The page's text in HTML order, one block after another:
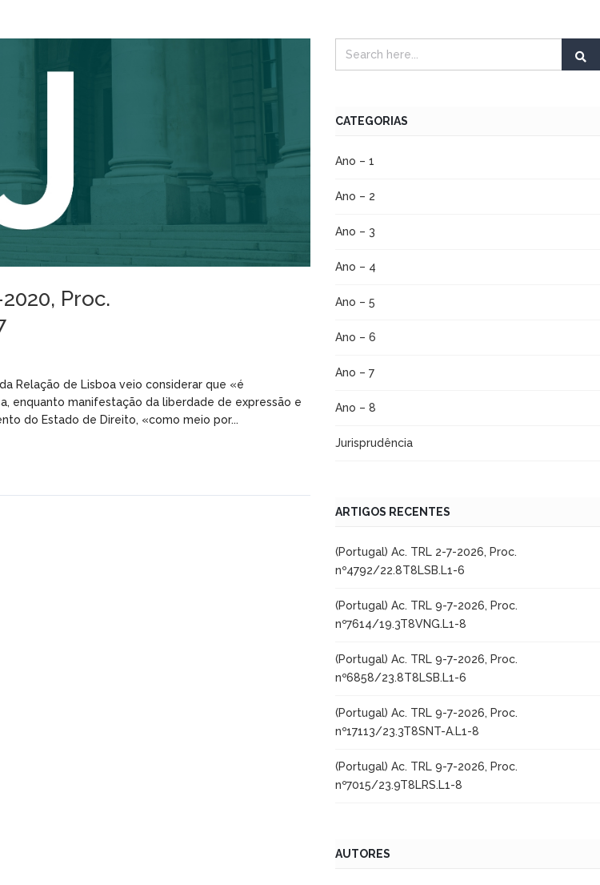
Proc.
Relação de Lisboa veio considerar que «é
enquanto manifestação da liberdade de expressão e
do Estado de Direito, «como meio por...
CATEGORIAS
Ano – 1
Ano – 2
Ano – 3
Ano – 4
Ano – 5
Ano – 6
Ano – 7
Ano – 8
Jurisprudência
ARTIGOS RECENTES
(Portugal) Ac. TRL 2-7-2026, Proc.
nº4792/22.8T8LSB.L1-6
(Portugal) Ac. TRL 9-7-2026, Proc.
nº7614/19.3T8VNG.L1-8
(Portugal) Ac. TRL 9-7-2026, Proc.
nº6858/23.8T8LSB.L1-6
(Portugal) Ac. TRL 9-7-2026, Proc.
nº17113/23.3T8SNT-A.L1-8
(Portugal) Ac. TRL 9-7-2026, Proc.
nº7015/23.9T8LRS.L1-8
AUTORES